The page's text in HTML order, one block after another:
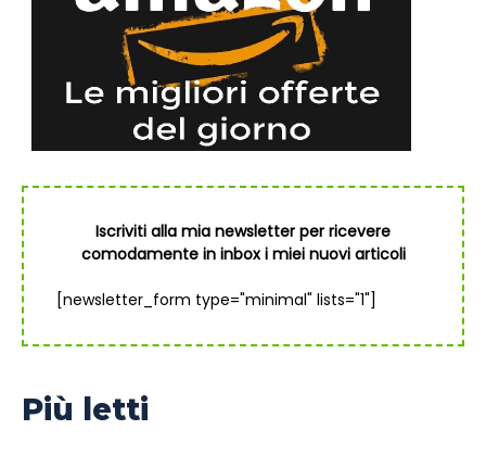
Iscriviti alla mia newsletter per ricevere
comodamente in inbox i miei nuovi articoli
[newsletter_form type="minimal" lists="1"]
Più letti